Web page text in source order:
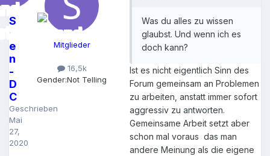
S
v
e
n
-
D
C
Geschrieben
Mai
27,
2020
Mitglieder
16,5k
Gender:Not Telling
Was du alles zu wissen
glaubst. Und wenn ich es
doch kann?
Ist es nicht eigentlich Sinn des
Forum gemeinsam an Problemen
zu arbeiten, anstatt immer sofort
aggressiv zu antworten.
Gemeinsame Arbeit setzt aber
schon mal voraus das man
andere Meinung als die eigene